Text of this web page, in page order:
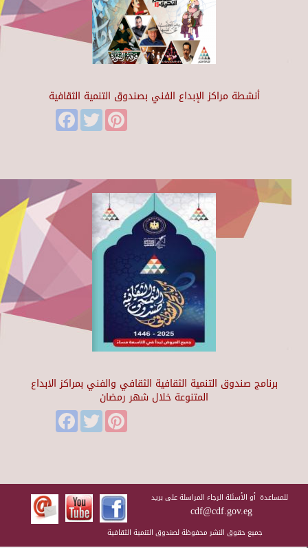
أنشطة مراكز الإبداع الفني بصندوق التنمية الثقافية
FacebookTwitter
برنامج صندوق التنمية الثقافية الثقافي والفني بمراكز الابداع
المتنوعة خلال شهر رمضان
FacebookTwitter
للمساعدة أو الأسئلة الرجاء المراسلة على بريد
cdf@cdf.gov.eg
جميع حقوق النشر محفوظة لصندوق التنمية الثقافية